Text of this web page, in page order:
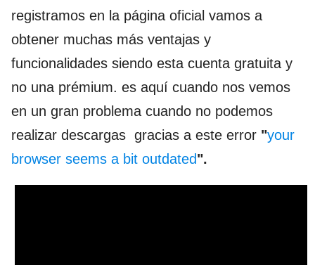
registramos en la página oficial vamos a
obtener muchas más ventajas y
funcionalidades siendo esta cuenta gratuita y
no una prémium. es aquí cuando nos vemos
en un gran problema cuando no podemos
realizar descargas gracias a este error "your
browser seems a bit outdated".